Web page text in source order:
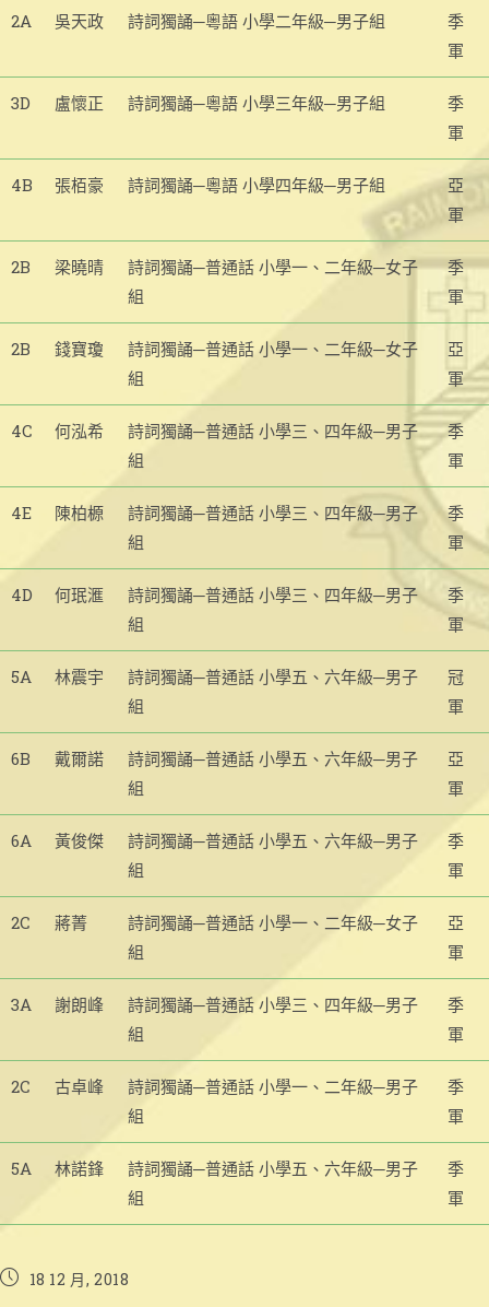
2A 吳天政 詩詞獨誦─粵語 小學二年級─男子組
季
軍
3D 盧懷正 詩詞獨誦─粵語 小學三年級─男子組
季
軍
4B 張栢豪 詩詞獨誦─粵語 小學四年級─男子組
亞
軍
2B 梁曉晴
詩詞獨誦─普通話 小學一、二年級─女子
組
季
軍
2B 錢寶瓊
詩詞獨誦─普通話 小學一、二年級─女子
組
亞
軍
4C 何泓希
詩詞獨誦─普通話 小學三、四年級─男子
組
季
軍
4E 陳柏榞
詩詞獨誦─普通話 小學三、四年級─男子
組
季
軍
4D 何珉滙
詩詞獨誦─普通話 小學三、四年級─男子
組
季
軍
5A 林震宇
詩詞獨誦─普通話 小學五、六年級─男子
組
冠
軍
6B 戴爾諾
詩詞獨誦─普通話 小學五、六年級─男子
組
亞
軍
6A 黃俊傑
詩詞獨誦─普通話 小學五、六年級─男子
組
季
軍
2C 蔣菁
詩詞獨誦─普通話 小學一、二年級─女子
組
亞
軍
3A 謝朗峰
詩詞獨誦─普通話 小學三、四年級─男子
組
季
軍
2C 古卓峰
詩詞獨誦─普通話 小學一、二年級─男子
組
季
軍
5A 林諾鋒
詩詞獨誦─普通話 小學五、六年級─男子
組
季
軍
Post18 12 月, 2018